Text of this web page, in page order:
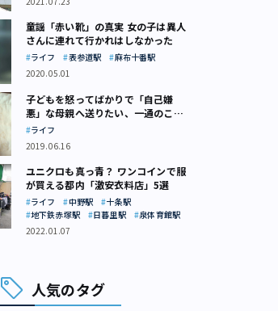
童謡「赤い靴」の真実 女の子は異人
さんに連れて行かれはしなかった
ライフ 表参道駅
麻布十番駅
2020.05.01
子どもを怒ってばかりで「自己嫌
悪」な母親へ送りたい、一通のここ
ろの処方箋
ライフ
2019.06.16
ユニクロも真っ青？ ワンコインで服
が買える都内「激安衣料店」5選
ライフ 中野駅
十条駅
地下鉄赤塚駅
日暮里駅
泉体育館駅
2022.01.07
人気のタグ